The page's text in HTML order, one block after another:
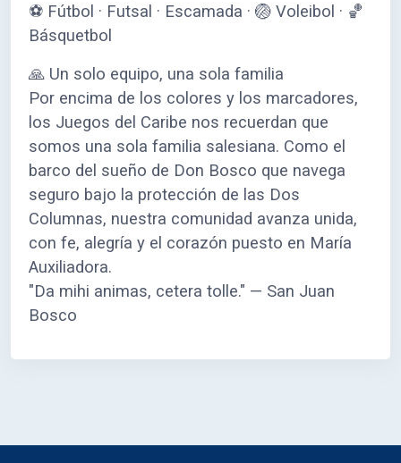
⚽ Fútbol · Futsal · Escamada · 🏐 Voleibol · 🏀
Básquetbol
🙏 Un solo equipo, una sola familia
Por encima de los colores y los marcadores,
los Juegos del Caribe nos recuerdan que
somos una sola familia salesiana. Como el
barco del sueño de Don Bosco que navega
seguro bajo la protección de las Dos
Columnas, nuestra comunidad avanza unida,
con fe, alegría y el corazón puesto en María
Auxiliadora.
"Da mihi animas, cetera tolle." — San Juan
Bosco